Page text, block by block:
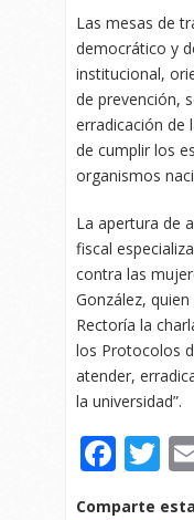
Las mesas de
democrático y
institucional,
de prevención,
erradicación de
de cumplir los
organismos
La apertura de
fiscal
contra las
González,
Rectoría la
los Protocolos
atender,
la universidad”.
Comparte